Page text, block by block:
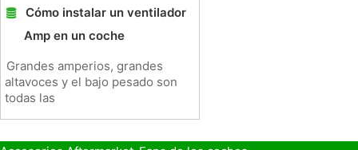
Cómo instalar un ventilador
Amp en un coche
Grandes amperios, grandes
altavoces y el bajo pesado son
todas las